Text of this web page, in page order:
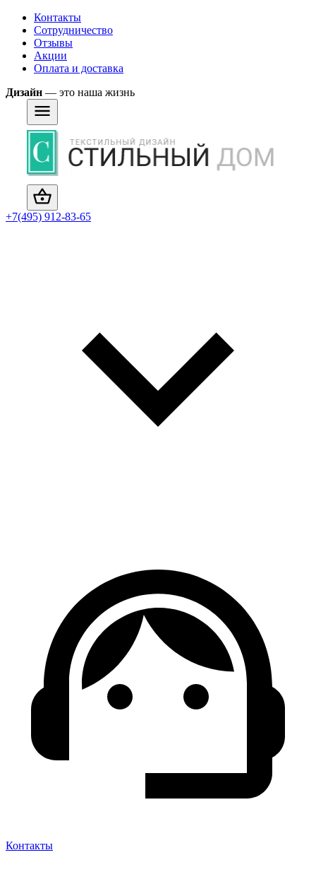
Контакты
Сотрудничество
Отзывы
Акции
Оплата и доставка
Дизайн — это наша жизнь
+7(495) 912-83-65
Контакты